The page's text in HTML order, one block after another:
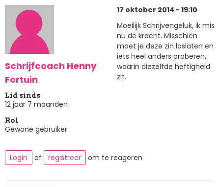
Schrijfcoach Henny
Fortuin
Lid sinds
12 jaar 7 maanden
Rol
Gewone gebruiker
17 oktober 2014 - 19:10
Moeilijk Schrijvengeluk, ik mis
nu de kracht. Misschien
moet je deze zin loslaten en
iets heel anders proberen,
waarin diezelfde heftigheid
zit.
Login of registreer om te reageren